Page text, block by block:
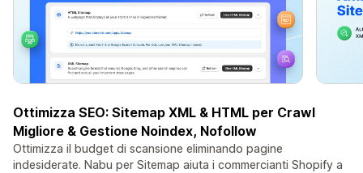
Ottimizza SEO: Sitemap XML & HTML per Crawl
Migliore & Gestione Noindex, Nofollow
Ottimizza il budget di scansione eliminando pagine
indesiderate. Nabu per Sitemap aiuta i commercianti Shopify a